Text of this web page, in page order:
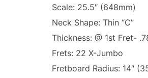
Scale: 25.5″ (648mm)
Neck Shape: Thin “C”
Thickness: @ 1st Fret-
Frets: 22 X-Jumbo
Fretboard Radius: 14″